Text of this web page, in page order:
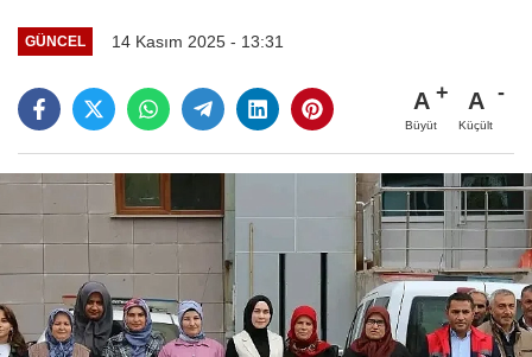
GÜNCEL 14 Kasım 2025 - 13:31
A
Büyüt
A
Küçült